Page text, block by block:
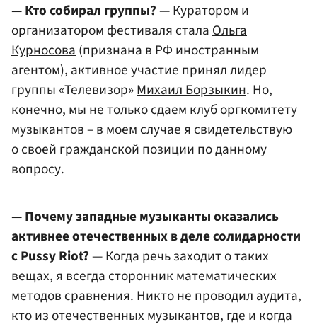
— Кто собирал группы?— Куратором и
организатором фестиваля сталаОльга
Курносова(признана в РФ иностранным
агентом), активное участие принял лидер
группы «Телевизор»Михаил Борзыкин. Но,
конечно, мы не только сдаем клуб оргкомитету
музыкантов – в моем случае я свидетельствую
о своей гражданской позиции по данному
вопросу.
— Почему западные музыканты оказались
активнее отечественных в деле солидарности
с Pussy Riot?— Когда речь заходит о таких
вещах, я всегда сторонник математических
методов сравнения. Никто не проводил аудита,
кто из отечественных музыкантов, где и когда